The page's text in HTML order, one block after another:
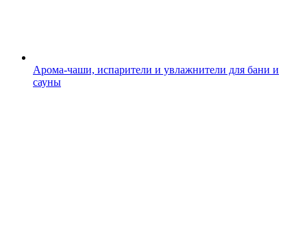
Арома-чаши, испарители и увлажнители для бани и
сауны